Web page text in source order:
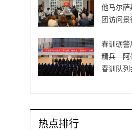
他马尔萨
团访问景
春训砺警
精兵—阿
春训队列
热点排行